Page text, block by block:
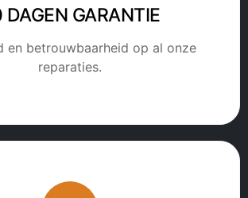
DAGEN GARANTIE
en betrouwbaarheid op al onze
reparaties.